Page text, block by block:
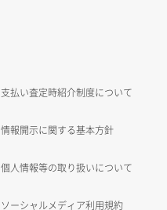
支払い査定時紹介制度について
情報開示に関する基本方針
個人情報等の取り扱いについて
ソーシャルメディア利用規約